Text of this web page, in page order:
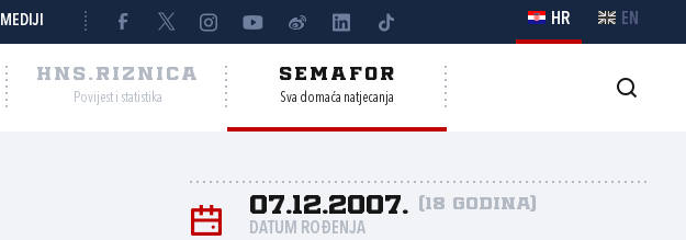
MEDIJI HR EN
HNS.RIZNICA
Povijest i statistika
SEMAFOR
Sva domaća natjecanja
07.12.2007. (18 godina)
DATUM ROĐENJA